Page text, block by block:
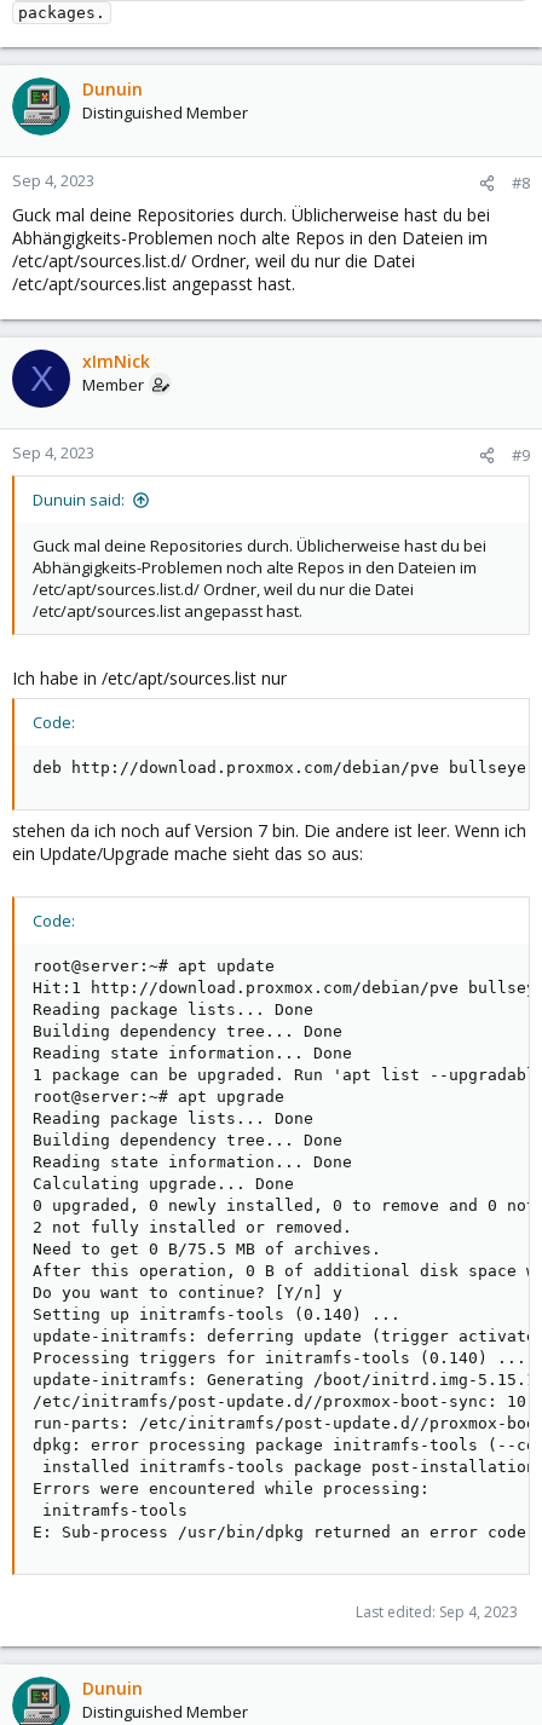
Dunuin
Distinguished Member
Sep 4, 2023 #8
Guck mal deine Repositories durch. Üblicherweise hast du bei
Abhängigkeits-Problemen noch alte Repos in den Dateien im
/etc/apt/sources.list.d/ Ordner, weil du nur die Datei
/etc/apt/sources.list angepasst hast.
X xImNick
Member
Sep 4, 2023 #9
Dunuin said:
Guck mal deine Repositories durch. Üblicherweise hast du bei
Abhängigkeits-Problemen noch alte Repos in den Dateien im
/etc/apt/sources.list.d/ Ordner, weil du nur die Datei
/etc/apt/sources.list angepasst hast.
Ich habe in /etc/apt/sources.list nur
Code:
deb http://download.proxmox.com/debian/pve bullseye
stehen da ich noch auf Version 7 bin. Die andere ist leer. Wenn ich
ein Update/Upgrade mache sieht das so aus:
Code:
root@server:~# apt update
Hit:1 http://download.proxmox.com/debian/pve
Reading package lists... Done
Building dependency tree... Done
Reading state information... Done
1 package can be upgraded. Run 'apt list --
root@server:~# apt upgrade
Reading package lists... Done
Building dependency tree... Done
Reading state information... Done
Calculating upgrade... Done
0 upgraded, 0 newly installed, 0 to remove and 0 not
2 not fully installed or removed.
Need to get 0 B/75.5 MB of archives.
After this operation, 0 B of additional disk space
Do you want to continue? [Y/n] y
Setting up initramfs-tools (0.140) ...
update-initramfs: deferring update (trigger
Processing triggers for initramfs-tools (0.140) ...
update-initramfs: Generating /boot/initrd.img-
/etc/initramfs/post-update.d//proxmox-boot-sync:
run-parts: /etc/initramfs/post-update.d//proxmox-
dpkg: error processing package initramfs-tools (--
installed initramfs-tools package post-
Errors were encountered while processing:
initramfs-tools
E: Sub-process /usr/bin/dpkg returned an error code
Last edited: Sep 4, 2023
Dunuin
Distinguished Member